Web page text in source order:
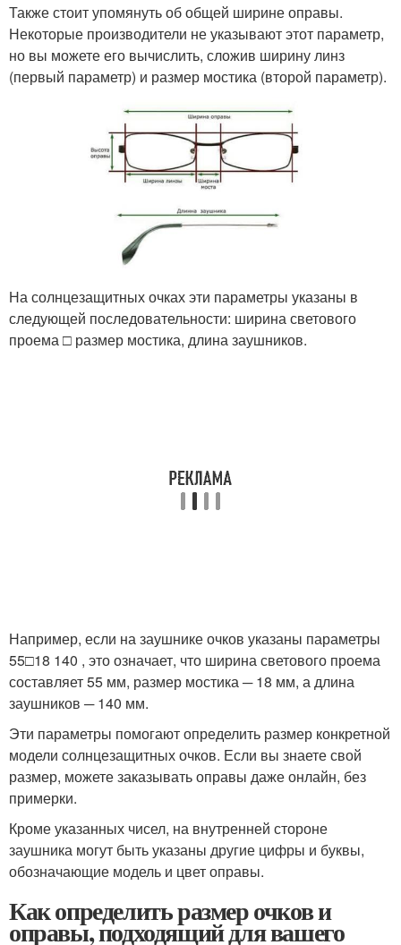
Также стоит упомянуть об общей ширине оправы.
Некоторые производители не указывают этот параметр,
но вы можете его вычислить, сложив ширину линз
(первый параметр) и размер мостика (второй параметр).
На солнцезащитных очках эти параметры указаны в
следующей последовательности: ширина светового
проема □ размер мостика, длина заушников.
Например, если на заушнике очков указаны параметры
55□18 140 , это означает, что ширина светового проема
составляет 55 мм, размер мостика ─ 18 мм, а длина
заушников ─ 140 мм.
Эти параметры помогают определить размер конкретной
модели солнцезащитных очков. Если вы знаете свой
размер, можете заказывать оправы даже онлайн, без
примерки.
Кроме указанных чисел, на внутренней стороне
заушника могут быть указаны другие цифры и буквы,
обозначающие модель и цвет оправы.
Как определить размер очков и
оправы, подходящий для вашего